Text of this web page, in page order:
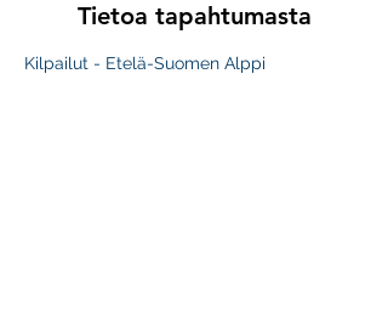
Tietoa tapahtumasta
Kilpailut - Etelä-Suomen Alppi